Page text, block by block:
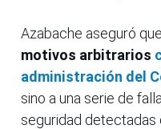
Azabache aseguró que
motivos arbitrarios
administración del
sino a una serie de
seguridad detectadas